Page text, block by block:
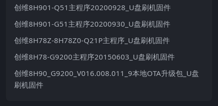
创维8H901-Q51主程序20200928_U盘刷机固件
创维8H901-G51主程序20200930_U盘刷机固件
创维8H78Z-8H78Z0-Q21P主程序_U盘刷机固件
创维8H78-G9200主程序20150603_U盘刷机固件
创维8H90_G9200_V016.008.011_9本地OTA升级包_U盘
刷机固件